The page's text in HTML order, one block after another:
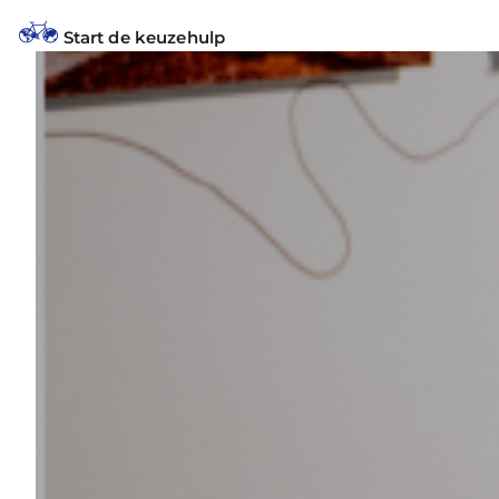
Start de keuzehulp